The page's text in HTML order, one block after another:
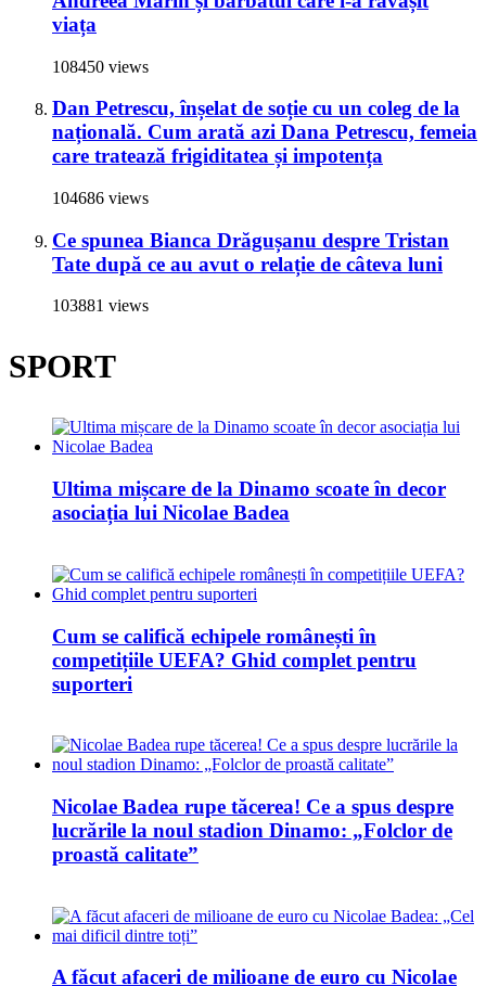
viața
108450 views
Dan Petrescu, înșelat de soție cu un coleg de la
națională. Cum arată azi Dana Petrescu, femeia
care tratează frigiditatea și impotența
104686 views
Ce spunea Bianca Drăgușanu despre Tristan
Tate după ce au avut o relație de câteva luni
103881 views
SPORT
Ultima mișcare de la Dinamo scoate în decor
asociația lui Nicolae Badea
Cum se califică echipele românești în
competițiile UEFA? Ghid complet pentru
suporteri
Nicolae Badea rupe tăcerea! Ce a spus despre
lucrările la noul stadion Dinamo: „Folclor de
proastă calitate”
A făcut afaceri de milioane de euro cu Nicolae